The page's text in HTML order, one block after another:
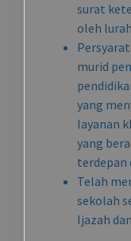
surat
oleh
murid
yang
layanan
yang
terdepan
Telah
sekolah
Ijazah